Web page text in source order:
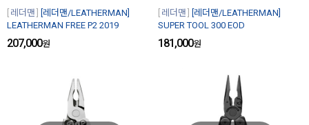
레더맨
[레더맨/LEATHERMAN]
LEATHERMAN FREE P2 2019
207,000원
레더맨
[레더맨/LEATHERMAN]
SUPER TOOL 300 EOD
181,000원